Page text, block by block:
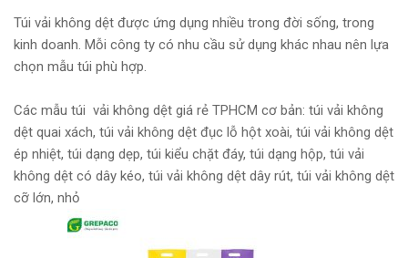
Túi vải không dệt được ứng dụng nhiều trong đời sống, trong
kinh doanh. Mỗi công ty có nhu cầu sử dụng khác nhau nên lựa
chọn mẫu túi phù hợp.
Các mẫu túi vải không dệt giá rẻ TPHCM cơ bản: túi vải không
dệt quai xách, túi vải không dệt đục lỗ hột xoài, túi vải không dệt
ép nhiệt, túi dạng dẹp, túi kiểu chặt đáy, túi dạng hộp, túi vải
không dệt có dây kéo, túi vải không dệt dây rút, túi vải không dệt
cỡ lớn, nhỏ